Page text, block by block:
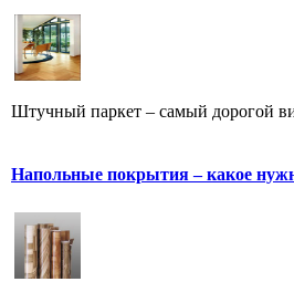
Штучный паркет – самый дорогой
Напольные покрытия – какое